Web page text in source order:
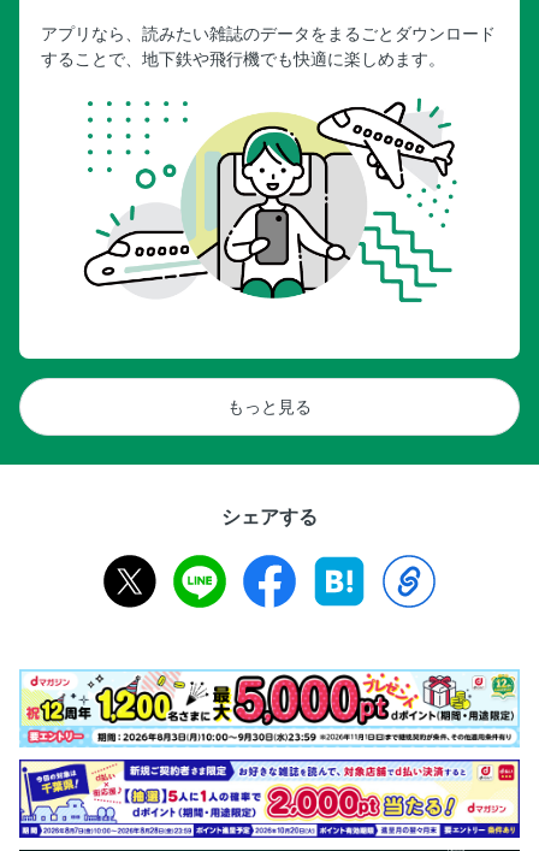
アプリなら、読みたい雑誌のデータをまるごとダウンロード
することで、地下鉄や飛行機でも快適に楽しめます。
もっと見る
シェアする